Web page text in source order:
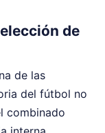
de
de las
del fútbol no
combinado